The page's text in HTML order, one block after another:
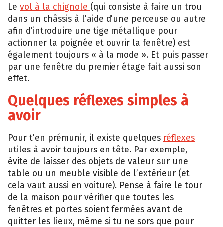
Le vol à la chignole (qui consiste à faire un trou
dans un châssis à l’aide d’une perceuse ou autre
afin d’introduire une tige métallique pour
actionner la poignée et ouvrir la fenêtre) est
également toujours « à la mode ». Et puis passer
par une fenêtre du premier étage fait aussi son
effet.
Quelques réflexes simples à
avoir
Pour t’en prémunir, il existe quelques réflexes
utiles à avoir toujours en tête. Par exemple,
évite de laisser des objets de valeur sur une
table ou un meuble visible de l’extérieur (et
cela vaut aussi en voiture). Pense à faire le tour
de la maison pour vérifier que toutes les
fenêtres et portes soient fermées avant de
quitter les lieux, même si tu ne sors que pour